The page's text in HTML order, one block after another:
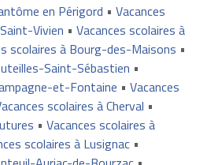
en Périgord • Vacances
Vivien • Vacances scolaires à
scolaires à Bourg-des-Maisons •
Saint-Sébastien •
et-Fontaine • Vacances
scolaires à Cherval •
• Vacances scolaires à
scolaires à Lusignac•